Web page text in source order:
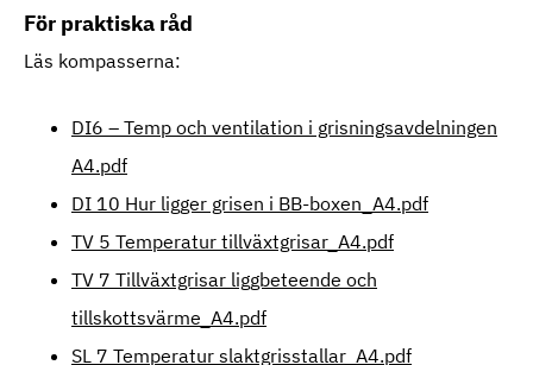
För praktiska råd
Läs kompasserna:
DI6 – Temp och ventilation i grisningsavdelningen
A4.pdf
DI 10 Hur ligger grisen i BB-boxen_A4.pdf
TV 5 Temperatur tillväxtgrisar_A4.pdf
TV 7 Tillväxtgrisar liggbeteende och
tillskottsvärme_A4.pdf
SL 7 Temperatur slaktgrisstallar_A4.pdf